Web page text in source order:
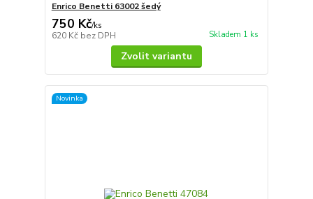
Enrico Benetti 63002 šedý
750 Kč/ks
620 Kč bez DPH Skladem 1 ks
Zvolit variantu
Novinka